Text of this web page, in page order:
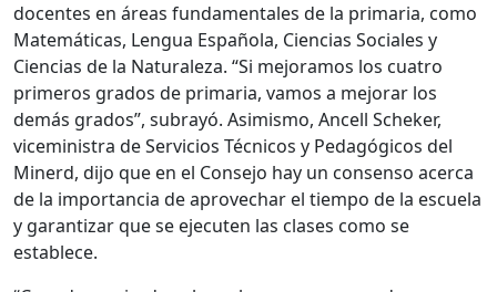
docentes en áreas fundamentales de la primaria, como
Matemáticas, Lengua Española, Ciencias Sociales y
Ciencias de la Naturaleza. “Si mejoramos los cuatro
primeros grados de primaria, vamos a mejorar los
demás grados”, subrayó. Asimismo, Ancell Scheker,
viceministra de Servicios Técnicos y Pedagógicos del
Minerd, dijo que en el Consejo hay un consenso acerca
de la importancia de aprovechar el tiempo de la escuela
y garantizar que se ejecuten las clases como se
establece.